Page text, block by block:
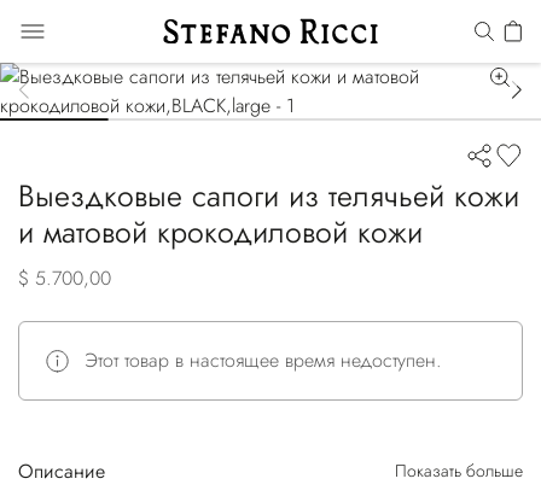
Выездковые сапоги из телячьей кожи
и матовой крокодиловой кожи
$ 5.700,00
Этот товар в настоящее время недоступен.
Описание Показать больше